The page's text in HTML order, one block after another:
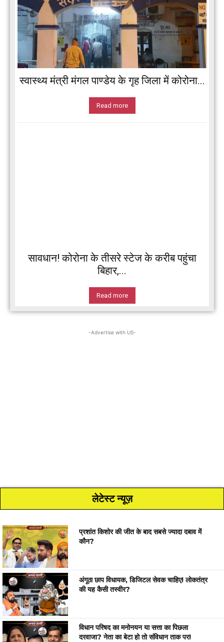
स्वास्थ्य मंत्री मंगल पाण्डेय के गृह जिला में कोरोना...
Read more
सावधान! कोरोना के तीसरे स्टेज के करीब पहुंचा
बिहार,...
Read more
-Advertise with US-
लेटेस्ट न्यूज़
प्रशांत किशोर की जीत के बाद सबसे ज्यादा दबाव में
कौन?
अंगूठा छाप विधायक, डिजिटल सेवक चाहिए! लोकतंत्र
की यह कैसी तस्वीर?
विधान परिषद का मनोनयन या सत्ता का पिछला
दरवाजा? नेता का बेटा हो तो संविधान ताक पर!